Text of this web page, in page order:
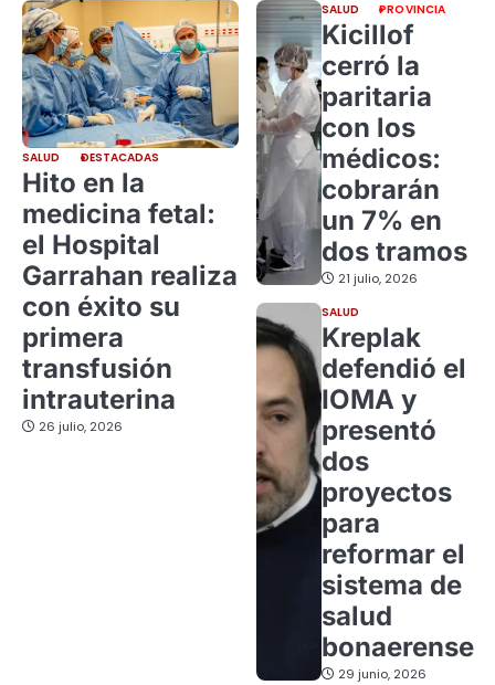
SALUD DESTACADAS
Hito en la
medicina fetal:
el Hospital
Garrahan realiza
con éxito su
primera
transfusión
intrauterina
26 julio, 2026
SALUD PROVINCIA
Kicillof
cerró la
paritaria
con los
médicos:
cobrarán
un 7% en
dos tramos
21 julio, 2026
SALUD
Kreplak
defendió el
IOMA y
presentó
dos
proyectos
para
reformar el
sistema de
salud
bonaerense
29 junio, 2026